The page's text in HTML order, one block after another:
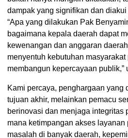
dampak yang signifikan dan
“Apa yang dilakukan Pak
bagaimana kepala daerah dapat
kewenangan dan anggaran
menyentuh kebutuhan masyarakat
membangun kepercayaan publik,”
Kami percaya, penghargaan yang
tujuan akhir, melainkan pemacu
berinovasi dan menjaga integritas
mana ketimpangan akses
masalah di banyak daerah,